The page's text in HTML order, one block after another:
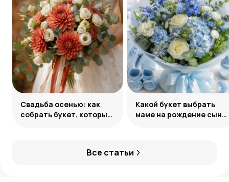
Все статьи
Свадьба осенью: как
собрать букет, который
Какой букет выбрать
маме на рождение сына: